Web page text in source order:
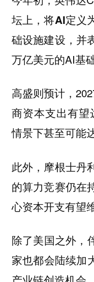
坛上，将AI定义
础设施建设， 并
万亿美元的AI基
高盛则预计，
商资本支出有望
情景下甚至可能
此外，摩根士丹
的算力竞赛仍在
心资本开支有望
除了美国之外，
家也都会陆续加